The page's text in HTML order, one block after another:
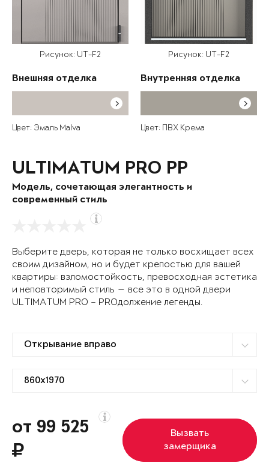
Рисунок: UT-F2
Внешняя отделка
Цвет: Эмаль Malva
Рисунок: UT-F2
Внутренняя отделка
Цвет: ПВХ Крема
ULTIMATUM PRO PP
Модель, сочетающая элегантность и
современный стиль
Выберите дверь, которая не только восхищает всех
своим дизайном, но и будет крепостью для вашей
квартиры: взломостойкость, превосходная эстетика
и неповторимый стиль — все это в одной двери
ULTIMATUM PRO – PROдолжение легенды.
от 99 525
Вызвать
замерщика